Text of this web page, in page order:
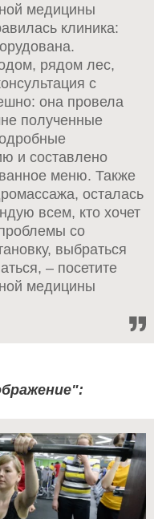
медицины
клиника:
рядом лес,
с
она провела
полученные
и составлено
меню. Также
осталась
всем, кто хочет
со
выбраться
– посетите
медицины